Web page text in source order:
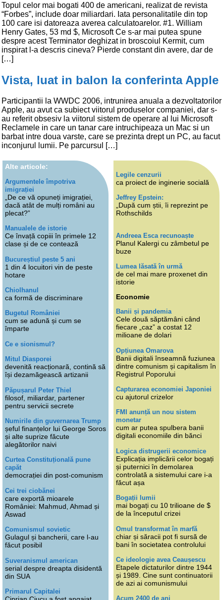
Topul celor mai bogati 400 de americani, realizat de revista
“Forbes”, include doar miliardari. Iata personalitatile din top
100 care isi datoreaza averea calculatoarelor. #1. William
Henry Gates, 53 md $, Microsoft Ce s-ar mai putea spune
despre acest Terminator deghizat in broscoiul Kermit, cum
inspirat l-a descris cineva? Pierde constant din avere, dar de
[…]
Vista, luat in balon la conferinta Apple
Participantii la WWDC 2006, intrunirea anuala a dezvoltatorilor
Apple, au avut ca subiect viitorul produselor companiei, dar s-
au referit obsesiv la viitorul sistem de operare al lui Microsoft
Reclamele in care un tanar care intruchipeaza un Mac si un
barbat intre doua varste, care se prezinta drept un PC, au facut
inconjurul lumii. Pe parcursul […]
Alte articole:
Argumentele împotriva
imigrației
„De ce vă opuneți imigrației,
dacă atât de mulți români au
plecat?”
Manualele de istorie
Ce învață copiii în primele 12
clase și de ce contează
Bucureștiul peste 5 ani
1 din 4 locuitori vin de peste
hotare
Chiolhanul
ca formă de discriminare
Bugetul României
cum se adună și cum se
împarte
Ce e sionismul?
Mitul Diasporei
devenită reacționară, contină să
își dezamăgească artizanii
Păpușarul Peter Thiel
filosof, miliardar, partener
pentru servicii secrete
Numirile din guvernarea Trump
șeful finanțelor lui George Soros
și alte suprize făcute
alegătorilor naivi
Curtea Constituțională pune
capăt
democrației din post-comunism
Cei trei ciobănei
care exportă mioarele
României: Mahmud, Ahmad și
Aswad
Comunismul sovietic
Gulagul și bancherii, care l-au
făcut posibil
Suveranismul american
serial despre dreapta disidentă
din SUA
Primarul Capitalei
Legile cenzurii
ca proiect de inginerie socială
Jeffrey Epstein:
„După cum știi, îi reprezint pe
Rothschilds
Andreea Esca recunoaște
Planul Kalergi cu zâmbetul pe
buze
Lumea lăsată în urmă
de cel mai mare proxenet din
istorie
Economie
Banii și pandemia
Cele două săptămâni când
fiecare „caz” a costat 12
milioane de dolari
Opțiunea Omarova
Banii digitali înseamnă fuziunea
dintre comunism și capitalism în
Registrul Poporului
Capturarea economiei Japoniei
cu ajutorul crizelor
FMI anunță un nou sistem
monetar
cum ar putea spulbera banii
digitali economiile din bănci
Logica distrugerii economice
Explicația implicării celor bogați
și puternici în demolarea
controlată a sistemului care i-a
făcut așa
Bogații lumii
mai bogați cu 10 trilioane de $
de la începutul crizei
Omul transformat în marfă
chiar și săracii pot fi sursă de
bani în societatea controlului
Ce ideologie avea Ceaușescu
Etapele dictaturilor dintre 1944
și 1989. Cine sunt continuatorii
de azi ai comunismului
Acum 2400 de ani